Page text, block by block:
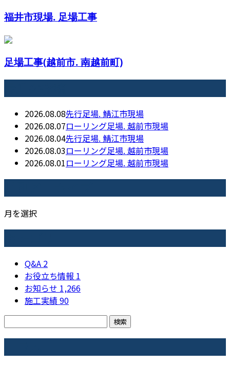
福井市現場. 足場工事
足場工事(越前市. 南越前町)
2026.08.08先行足場. 鯖江市現場
2026.08.07ローリング足場. 越前市現場
2026.08.04先行足場. 鯖江市現場
2026.08.03ローリング足場. 越前市現場
2026.08.01ローリング足場. 越前市現場
月を選択
Q&A 2
お役立ち情報 1
お知らせ 1,266
施工実績90